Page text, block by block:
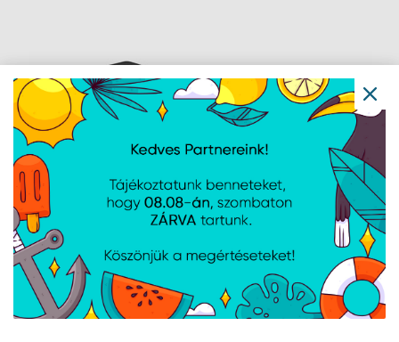
Lenovo Dual Display
Travel Dock - Eclipse
Black
Lenovo ThinkPad Smart
Dock G2 7500 - 135W -
Eclipse Black